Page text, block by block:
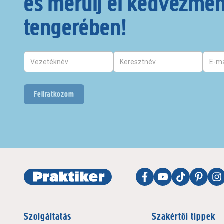
tengerében!
Feliratkozom
Szolgáltatás Szakértői tippek